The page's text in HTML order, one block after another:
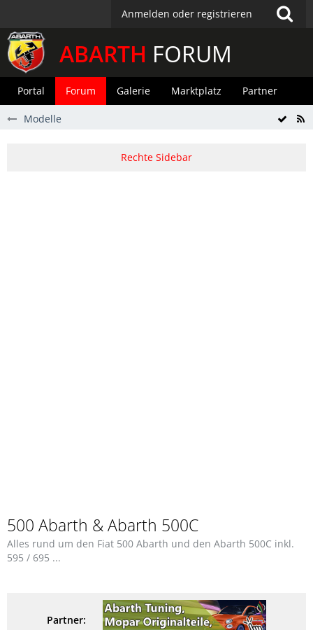
Anmelden oder registrieren
ABARTH FORUM
Portal Forum Galerie Marktplatz Partner
Modelle
500 Abarth & Abarth 500C
Alles rund um den Fiat 500 Abarth und den Abarth 500C inkl.
595 / 695 ...
Partner: